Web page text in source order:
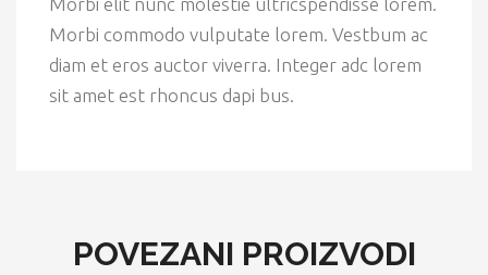
Morbi commodo vulputate lorem. Vestbum ac
diam et eros auctor viverra. Integer adc lorem
sit amet est rhoncus dapi bus.
POVEZANI PROIZVODI